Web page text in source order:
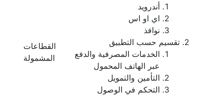
القطاعات
المشمولة
أندرويد
اي او اس
نوافذ
تقسيم حسب التطبيق
الخدمات المصرفية والدفع
عبر الهاتف المحمول
التأمين والتمويل
التحكم في الوصول